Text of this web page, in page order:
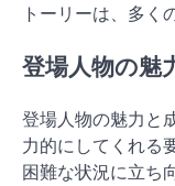
トーリーは、多く
登場人物の魅
登場人物の魅力と
力的にしてくれる
困難な状況に立ち